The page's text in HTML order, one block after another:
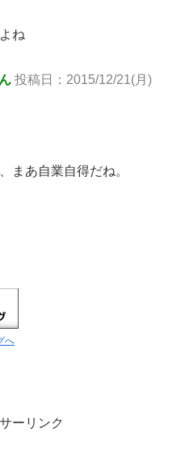
ね
投稿日：2015/12/21(月)
まあ自業自得だね。
へ
ーリンク